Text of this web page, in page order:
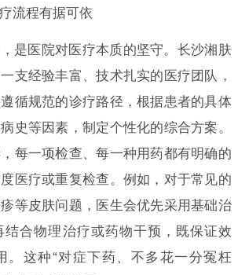
流程有据可依
是医院对医疗本质的坚守。长沙湘肤
支经验丰富、技术扎实的医疗团队，
循规范的诊疗路径，根据患者的具体
史等因素，制定个性化的综合方案。
每一项检查、每一种用药都有明确的
医疗或重复检查。例如，对于常见的
等皮肤问题，医生会优先采用基础治
结合物理治疗或药物干预，既保证效
。这种“对症下药、不多花一分冤枉